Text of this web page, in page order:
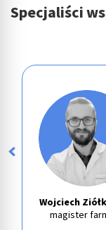
Specjaliści
Wojciech
magister